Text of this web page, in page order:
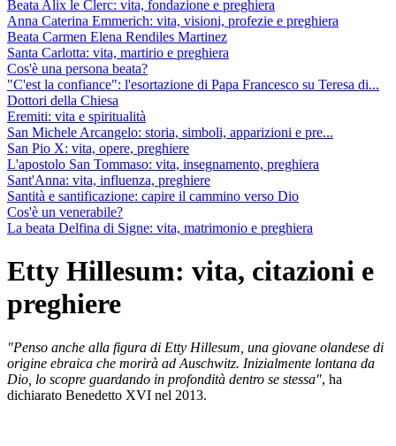
Beata Alix le Clerc: vita, fondazione e preghiera
Anna Caterina Emmerich: vita, visioni, profezie e preghiera
Beata Carmen Elena Rendiles Martinez
Santa Carlotta: vita, martirio e preghiera
Cos'è una persona beata?
"C'est la confiance": l'esortazione di Papa Francesco su Teresa di...
Dottori della Chiesa
Eremiti: vita e spiritualità
San Michele Arcangelo: storia, simboli, apparizioni e pre...
San Pio X: vita, opere, preghiere
L'apostolo San Tommaso: vita, insegnamento, preghiera
Sant'Anna: vita, influenza, preghiere
Santità e santificazione: capire il cammino verso Dio
Cos'è un venerabile?
La beata Delfina di Signe: vita, matrimonio e preghiera
Etty Hillesum: vita, citazioni e
preghiere
"Penso anche alla figura di Etty Hillesum, una giovane olandese di
origine ebraica che morirà ad Auschwitz. Inizialmente lontana da
Dio, lo scopre guardando in profondità dentro se stessa", ha
dichiarato Benedetto XVI nel 2013.